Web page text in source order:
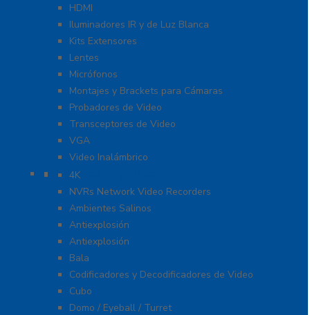
HDMI
Iluminadores IR y de Luz Blanca
Kits Extensores
Lentes
Micrófonos
Montajes y Brackets para Cámaras
Probadores de Video
Transceptores de Video
VGA
Video Inalámbrico
Cámaras IP y NVRs
4K
NVRs Network Video Recorders
Ambientes Salinos
Antiexplosión
Antiexplosión
Bala
Codificadores y Decodificadores de Video
Cubo
Domo / Eyeball / Turret